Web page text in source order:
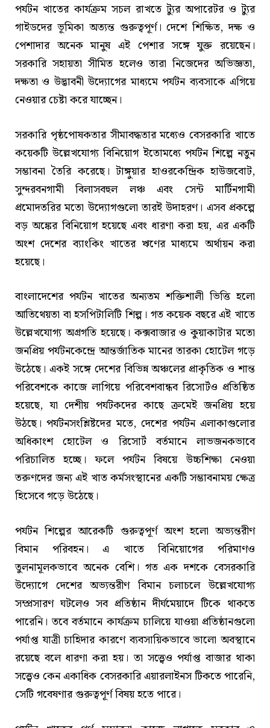
পর্যটন খাতের কার্যক্রম সচল রাখতে ট্যুর অপারেটর ও ট্যুর
গাইডদের ভূমিকা অত্যন্ত গুরুত্বপূর্ণ। দেশে শিক্ষিত, দক্ষ ও
পেশাদার অনেক মানুষ এই পেশার সঙ্গে যুক্ত রয়েছেন।
সরকারি সহায়তা সীমিত হলেও তারা নিজেদের অভিজ্ঞতা,
দক্ষতা ও উদ্ভাবনী উদ্যোগের মাধ্যমে পর্যটন ব্যবসাকে এগিয়ে
নেওয়ার চেষ্টা করে যাচ্ছেন।
সরকারি পৃষ্ঠপোষকতার সীমাবদ্ধতার মধ্যেও বেসরকারি খাতে
কয়েকটি উল্লেখযোগ্য বিনিয়োগ ইতোমধ্যে পর্যটন শিল্পে নতুন
সম্ভাবনা তৈরি করেছে। টাঙ্গুয়ার হাওরকেন্দ্রিক হাউজবোট,
সুন্দরবনগামী বিলাসবহুল লঞ্চ এবং সেন্ট মার্টিনগামী
প্রমোদতরির মতো উদ্যোগগুলো তারই উদাহরণ। এসব প্রকল্পে
বড় অঙ্কের বিনিয়োগ হয়েছে এবং ধারণা করা হয়, এর একটি
অংশ দেশের ব্যাংকিং খাতের ঋণের মাধ্যমে অর্থায়ন করা
হয়েছে।
বাংলাদেশের পর্যটন খাতের অন্যতম শক্তিশালী ভিত্তি হলো
আতিথেয়তা বা হসপিটালিটি শিল্প। গত কয়েক বছরে এই খাতে
উল্লেখযোগ্য অগ্রগতি হয়েছে। কক্সবাজার ও কুয়াকাটার মতো
জনপ্রিয় পর্যটনকেন্দ্রে আন্তর্জাতিক মানের তারকা হোটেল গড়ে
উঠেছে। একই সঙ্গে দেশের বিভিন্ন অঞ্চলের প্রাকৃতিক ও শান্ত
পরিবেশকে কাজে লাগিয়ে পরিবেশবান্ধব রিসোর্টও প্রতিষ্ঠিত
হয়েছে, যা দেশীয় পর্যটকদের কাছে ক্রমেই জনপ্রিয় হয়ে
উঠছে। পর্যটনসংশ্লিষ্টদের মতে, দেশের পর্যটন এলাকাগুলোর
অধিকাংশ হোটেল ও রিসোর্ট বর্তমানে লাভজনকভাবে
পরিচালিত হচ্ছে। ফলে পর্যটন বিষয়ে উচ্চশিক্ষা নেওয়া
তরুণদের জন্য এই খাত কর্মসংস্থানের একটি সম্ভাবনাময় ক্ষেত্র
হিসেবে গড়ে উঠেছে।
পর্যটন শিল্পের আরেকটি গুরুত্বপূর্ণ অংশ হলো অভ্যন্তরীণ
বিমান পরিবহন। এ খাতে বিনিয়োগের পরিমাণও
তুলনামূলকভাবে অনেক বেশি। গত এক দশকে বেসরকারি
উদ্যোগে দেশের অভ্যন্তরীণ বিমান চলাচলে উল্লেখযোগ্য
সম্প্রসারণ ঘটলেও সব প্রতিষ্ঠান দীর্ঘমেয়াদে টিকে থাকতে
পারেনি। তবে বর্তমানে কার্যক্রম চালিয়ে যাওয়া প্রতিষ্ঠানগুলো
পর্যাপ্ত যাত্রী চাহিদার কারণে ব্যবসায়িকভাবে ভালো অবস্থানে
রয়েছে বলে ধারণা করা হয়। তা সত্ত্বেও পর্যাপ্ত বাজার থাকা
সত্ত্বেও কেন একাধিক বেসরকারি এয়ারলাইনস টিকতে পারেনি,
সেটি গবেষণার গুরুত্বপূর্ণ বিষয় হতে পারে।